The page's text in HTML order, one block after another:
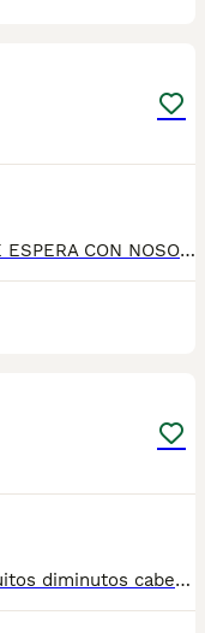
UN MIEMBRO MAS DE LA FAMILIA TE ESPERA CON NOSOTROS , chihuahuas preciosos, machos y hembras disponibles , se entregan con todo al dia respecto a documentación y condiciones sanitarias , tanto así que hacemos entregas totalmente personalizadas y sin un euro por adelantado , obtenerse personas no aptas para tener perros , solo personas responsables. hacemos entregas a toda ESPAÑA . mas info 670864332
Parejita chihuahuas toy unos muñequitos diminutos cabecita manzana estan vacunados desparasitados todo al dia para mas información llámame al 615080706